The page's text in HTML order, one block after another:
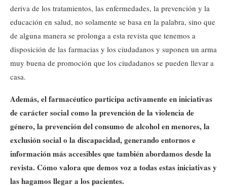
deriva de los tratamientos, las enfermedades, la prevención y la
educación en salud, no solamente se basa en la palabra, sino que
de alguna manera se prolonga a esta revista que tenemos a
disposición de las farmacias y los ciudadanos y suponen un arma
muy buena de promoción que los ciudadanos se pueden llevar a
casa.
Además, el farmacéutico participa activamente en iniciativas
de carácter social como la prevención de la violencia de
género, la prevención del consumo de alcohol en menores, la
exclusión social o la discapacidad, generando entornos e
información más accesibles que también abordamos desde la
revista. Cómo valora que demos voz a todas estas iniciativas y
las hagamos llegar a los pacientes.